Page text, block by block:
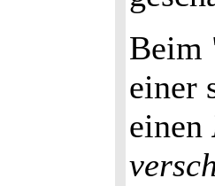
Beim
einer
einen